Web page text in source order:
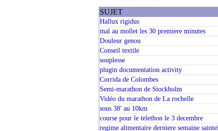
SUJET
Hallux rigidus
mal au mollet les 30 premiere minutes
Douleur genou
Conseil textile
souplesse
plugin documentation activity
Corrida de Colombes
Semi-marathon de Stockholm
Vidéo du marathon de La rochelle
sous 38' au 10km
course pour le telethon le 3 decembre
regime alimentaire derniere semaine